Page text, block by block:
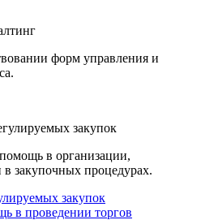
форм управления и
закупок
в организации,
закупочных процедурах.
закупок
в проведении торгов